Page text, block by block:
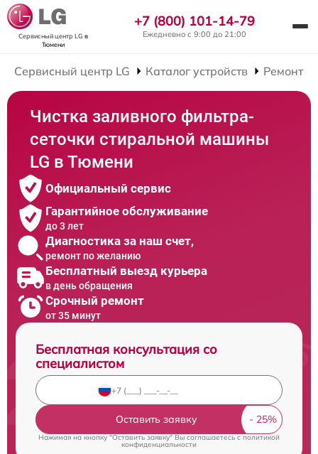
Сервисный центр LG в
Тюмени
+7 (800) 101-14-79
Ежедневно с 9:00 до 21:00
Сервисный центр LG Каталог устройств Ремонт
Чистка заливного фильтра-
сеточки стиральной машины
LG в Тюмени
Официальный сервис
Гарантийное обслуживание
до 3 лет
Диагностика за наш счет,
ремонт по желанию
Бесплатный выезд курьера
в день обращения
Срочный ремонт
от 35 минут
Бесплатная консультация со
специалистом
Оставить заявку
Нажимая на кнопку "Оставить заявку" Вы соглашаетесь cполитикой
конфиденциальности